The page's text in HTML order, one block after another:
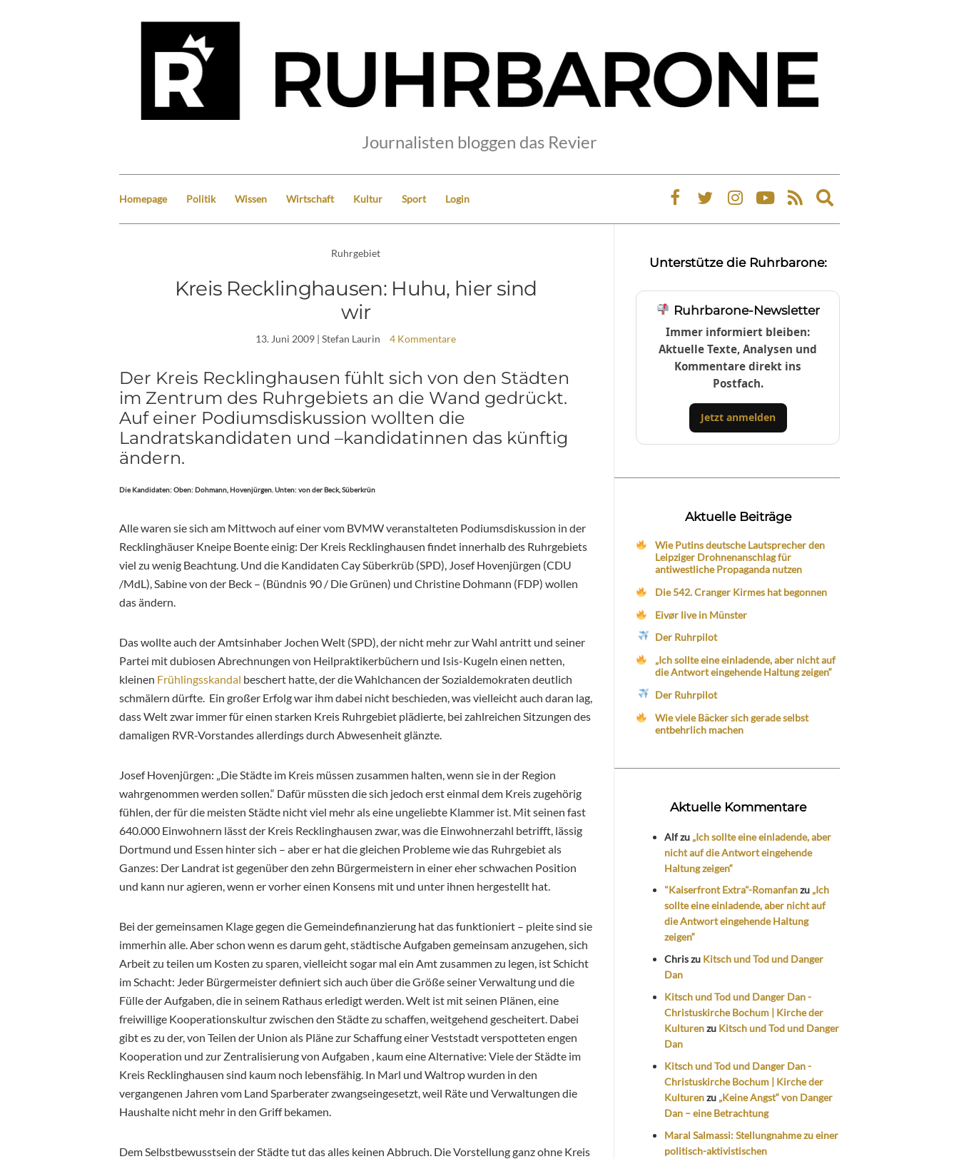
Journalisten bloggen das Revier
Homepage Politik Wissen Wirtschaft Kultur Sport Login
Expand
search
Ruhrgebiet
Kreis Recklinghausen: Huhu, hier sind
wir
13. Juni 2009 | Stefan Laurin 4 Kommentare
Der Kreis Recklinghausen fühlt sich von den Städten
im Zentrum des Ruhrgebiets an die Wand gedrückt.
Auf einer Podiumsdiskussion wollten die
Landratskandidaten und –kandidatinnen das künftig
ändern.
Die Kandidaten: Oben: Dohmann, Hovenjürgen. Unten: von der Beck, Süberkrün
Alle waren sie sich am Mittwoch auf einer vom BVMW veranstalteten Podiumsdiskussion in der
Recklinghäuser Kneipe Boente einig: Der Kreis Recklinghausen findet innerhalb des Ruhrgebiets
viel zu wenig Beachtung. Und die Kandidaten Cay Süberkrüb (SPD), Josef Hovenjürgen (CDU
/MdL), Sabine von der Beck – (Bündnis 90 / Die Grünen) und Christine Dohmann (FDP) wollen
das ändern.
Das wollte auch der Amtsinhaber Jochen Welt (SPD), der nicht mehr zur Wahl antritt und seiner
Partei mit dubiosen Abrechnungen von Heilpraktikerbüchern und Isis-Kugeln einen netten,
kleinen Frühlingsskandal beschert hatte, der die Wahlchancen der Sozialdemokraten deutlich
schmälern dürfte. Ein großer Erfolg war ihm dabei nicht beschieden, was vielleicht auch daran lag,
dass Welt zwar immer für einen starken Kreis Ruhrgebiet plädierte, bei zahlreichen Sitzungen des
damaligen RVR-Vorstandes allerdings durch Abwesenheit glänzte.
Josef Hovenjürgen: „Die Städte im Kreis müssen zusammen halten, wenn sie in der Region
wahrgenommen werden sollen.“ Dafür müssten die sich jedoch erst einmal dem Kreis zugehörig
fühlen, der für die meisten Städte nicht viel mehr als eine ungeliebte Klammer ist. Mit seinen fast
640.000 Einwohnern lässt der Kreis Recklinghausen zwar, was die Einwohnerzahl betrifft, lässig
Dortmund und Essen hinter sich – aber er hat die gleichen Probleme wie das Ruhrgebiet als
Ganzes: Der Landrat ist gegenüber den zehn Bürgermeistern in einer eher schwachen Position
und kann nur agieren, wenn er vorher einen Konsens mit und unter ihnen hergestellt hat.
Bei der gemeinsamen Klage gegen die Gemeindefinanzierung hat das funktioniert – pleite sind sie
immerhin alle. Aber schon wenn es darum geht, städtische Aufgaben gemeinsam anzugehen, sich
Arbeit zu teilen um Kosten zu sparen, vielleicht sogar mal ein Amt zusammen zu legen, ist Schicht
im Schacht: Jeder Bürgermeister definiert sich auch über die Größe seiner Verwaltung und die
Fülle der Aufgaben, die in seinem Rathaus erledigt werden. Welt ist mit seinen Plänen, eine
freiwillige Kooperationskultur zwischen den Städte zu schaffen, weitgehend gescheitert. Dabei
gibt es zu der, von Teilen der Union als Pläne zur Schaffung einer Veststadt verspotteten engen
Kooperation und zur Zentralisierung von Aufgaben , kaum eine Alternative: Viele der Städte im
Kreis Recklinghausen sind kaum noch lebensfähig. In Marl und Waltrop wurden in den
vergangenen Jahren vom Land Sparberater zwangseingesetzt, weil Räte und Verwaltungen die
Haushalte nicht mehr in den Griff bekamen.
Dem Selbstbewusstsein der Städte tut das alles keinen Abbruch. Die Vorstellung ganz ohne Kreis
Unterstütze die Ruhrbarone:
Ruhrbarone-Newsletter
Immer informiert bleiben:
Aktuelle Texte, Analysen und
Kommentare direkt ins
Postfach.
Jetzt anmelden
Aktuelle Beiträge
Wie Putins deutsche Lautsprecher den
Leipziger Drohnenanschlag für
antiwestliche Propaganda nutzen
Die 542. Cranger Kirmes hat begonnen
Eivør live in Münster
Der Ruhrpilot
„Ich sollte eine einladende, aber nicht auf
die Antwort eingehende Haltung zeigen“
Der Ruhrpilot
Wie viele Bäcker sich gerade selbst
entbehrlich machen
Aktuelle Kommentare
Alfzu „Ich sollte eine einladende, aber
nicht auf die Antwort eingehende
Haltung zeigen“
"Kaiserfront Extra"-Romanfanzu „Ich
sollte eine einladende, aber nicht auf
die Antwort eingehende Haltung
zeigen“
Chriszu Kitsch und Tod und Danger
Dan
Kitsch und Tod und Danger Dan -
Christuskirche Bochum | Kirche der
Kulturenzu Kitsch und Tod und Danger
Dan
Kitsch und Tod und Danger Dan -
Christuskirche Bochum | Kirche der
Kulturenzu „Keine Angst“ von Danger
Dan – eine Betrachtung
Maral Salmassi: Stellungnahme zu einer
politisch-aktivistischen